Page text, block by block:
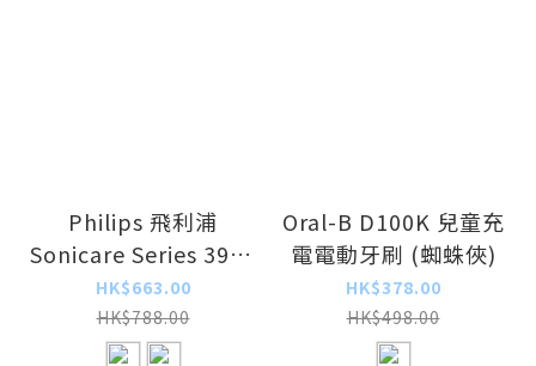
Philips 飛利浦
Sonicare Series 3900
HX2491輕柔多效音波
震動牙刷 <平行進口>
HK$663.00
HK$788.00
Oral-B D100K 兒童充
電電動牙刷 (蜘蛛俠)
HK$378.00
HK$498.00